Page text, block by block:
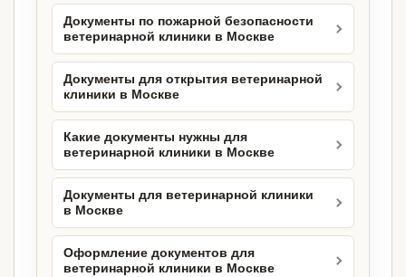
Документы по пожарной безопасности
ветеринарной клиники в Москве
Документы для открытия ветеринарной
клиники в Москве
Какие документы нужны для
ветеринарной клиники в Москве
Документы для ветеринарной клиники
в Москве
Оформление документов для
ветеринарной клиники в Москве